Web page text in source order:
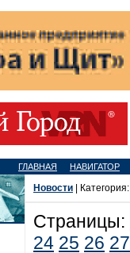
ГЛАВНАЯ НАВИГАТОР
Новости | Категория:
Страницы:
24 25 26 27